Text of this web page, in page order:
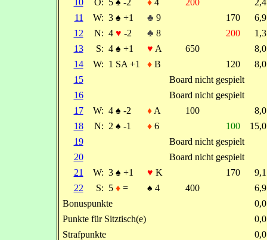
10
O: 5 ♠ -2 ♦4 200
11
W: 3 ♠ +1 ♣ 9 170
12
N: 4 ♥ -2 ♣ 8 200
13
S: 4 ♠ +1 ♥ A 650
14
W: 1 SA +1 ♦B 120
15
Board nicht gespielt
16
Board nicht gespielt
17
W: 4 ♠ -2 ♦A 100
18
N: 2 ♠ -1 ♦6 100
19
Board nicht gespielt
20
Board nicht gespielt
21
W: 3 ♠ +1 ♥ K 170
22
S: 5 ♦= ♠ 4 400
Bonuspunkte
Punkte für Sitztisch(e)
Strafpunkte